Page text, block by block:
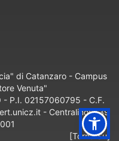
di Catanzaro - Campus
Venuta"
- P.I. 02157060795 - C.F.
- Centralino: +39
[Torna Su]